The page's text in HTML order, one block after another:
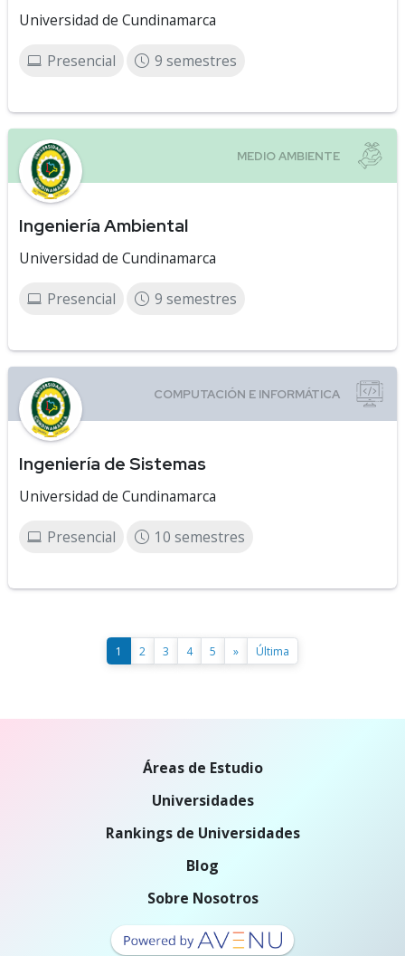
Universidad de Cundinamarca
Presencial 9 semestres
Ingeniería Ambiental
Universidad de Cundinamarca
Presencial 9 semestres
Ingeniería de Sistemas
Universidad de Cundinamarca
Presencial 10 semestres
1 2 3 4 5 » Última
Áreas de Estudio
Universidades
Rankings de Universidades
Blog
Sobre Nosotros